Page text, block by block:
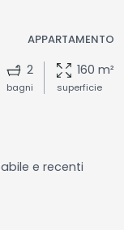
APPARTAMENTO
2
bagni
160 m²
superficie
e recenti